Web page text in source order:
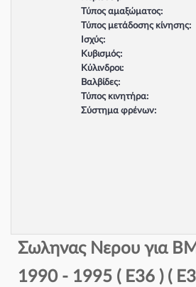
Τύπος αμαξώματος:
Τύπος μετάδοσης κίνησης:
Ισχύς:
Κυβισμός:
Κύλινδροι:
Βαλβίδες:
Τύπος κινητήρα:
Σύστημα φρένων:
Σωληνας Νερου για
1990 - 1995 ( E36 ) (